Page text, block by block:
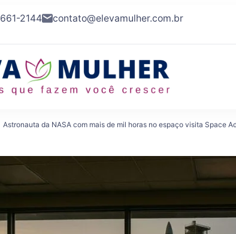
2144 contato@elevamulher.com.br
Astronauta da NASA com mais de mil horas no espaço visita Space